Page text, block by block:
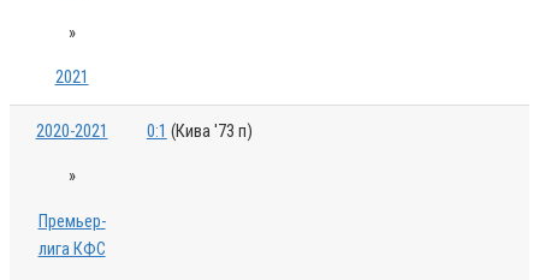
»
2021
2020-2021
»
Премьер-
лига КФС
0:1 (Кива '73 п)